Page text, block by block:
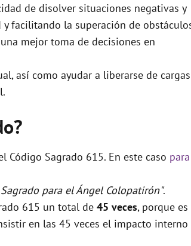
de disolver situaciones negativas y
facilitando la superación de
mejor toma de decisiones en
así como ayudar a liberarse de cargas
Código Sagrado 615. En este caso para
para el Ángel Colopatirón".
615 un total de 45 veces, porque es
en las 45 veces el impacto interno